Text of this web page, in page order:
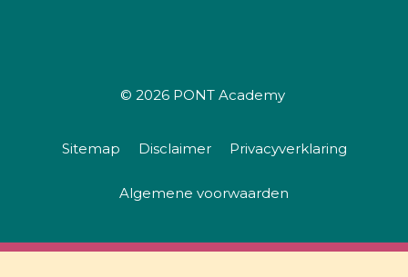
© 2026 PONT Academy
Sitemap Disclaimer Privacyverklaring
Algemene voorwaarden